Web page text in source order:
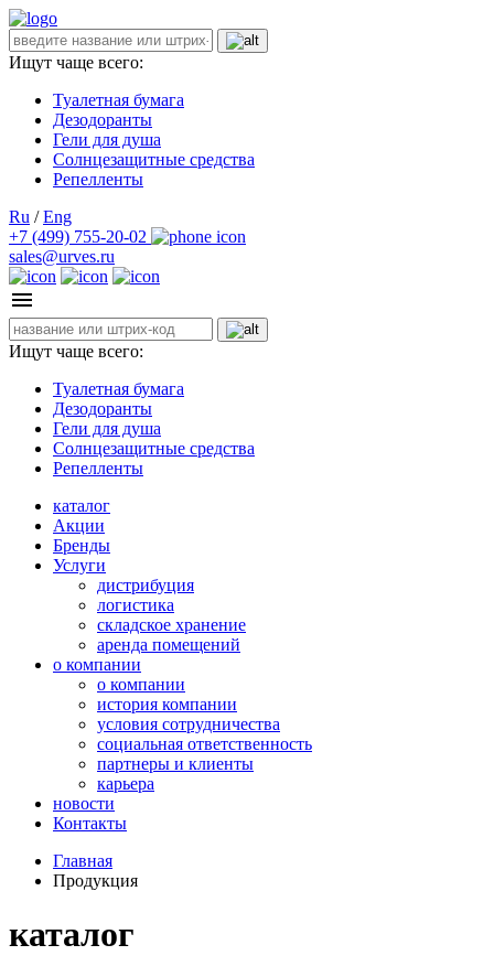
Ищут чаще всего:
Туалетная бумага
Дезодоранты
Гели для душа
Солнцезащитные средства
Репелленты
Ru / Eng
+7 (499) 755-20-02
sales@urves.ru
Ищут чаще всего:
Туалетная бумага
Дезодоранты
Гели для душа
Солнцезащитные средства
Репелленты
каталог
Акции
Бренды
Услуги
дистрибуция
логистика
складское хранение
аренда помещений
о компании
о компании
история компании
условия сотрудничества
социальная ответственность
партнеры и клиенты
карьера
новости
Контакты
Главная
Продукция
каталог